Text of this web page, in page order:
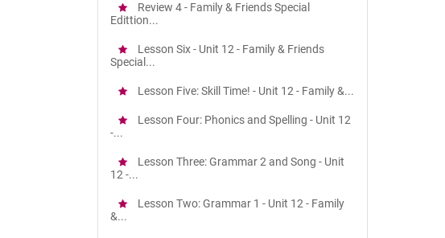
Review 4 - Family & Friends Special
Edittion...
Lesson Six - Unit 12 - Family & Friends
Special...
Lesson Five: Skill Time! - Unit 12 - Family &...
Lesson Four: Phonics and Spelling - Unit 12
-...
Lesson Three: Grammar 2 and Song - Unit
12 -...
Lesson Two: Grammar 1 - Unit 12 - Family
&...